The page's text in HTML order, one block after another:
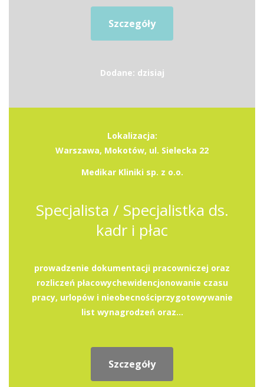
Szczegóły
Dodane: dzisiaj
Lokalizacja:
Warszawa, Mokotów, ul. Sielecka 22
Medikar Kliniki sp. z o.o.
Specjalista / Specjalistka ds.
kadr i płac
prowadzenie dokumentacji pracowniczej oraz
rozliczeń płacowychewidencjonowanie czasu
pracy, urlopów i nieobecnościprzygotowywanie
list wynagrodzeń oraz...
Szczegóły